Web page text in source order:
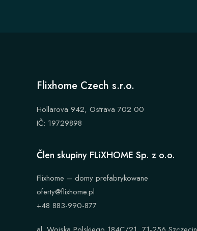
Flixhome Czech s.r.o.
Hollarova 942, Ostrava 702 00
IČ: 19729898
Člen skupiny FLiXHOME Sp. z o.o.
Flixhome – domy prefabrykowane
oferty@flixhome.pl
+48 883-990-877